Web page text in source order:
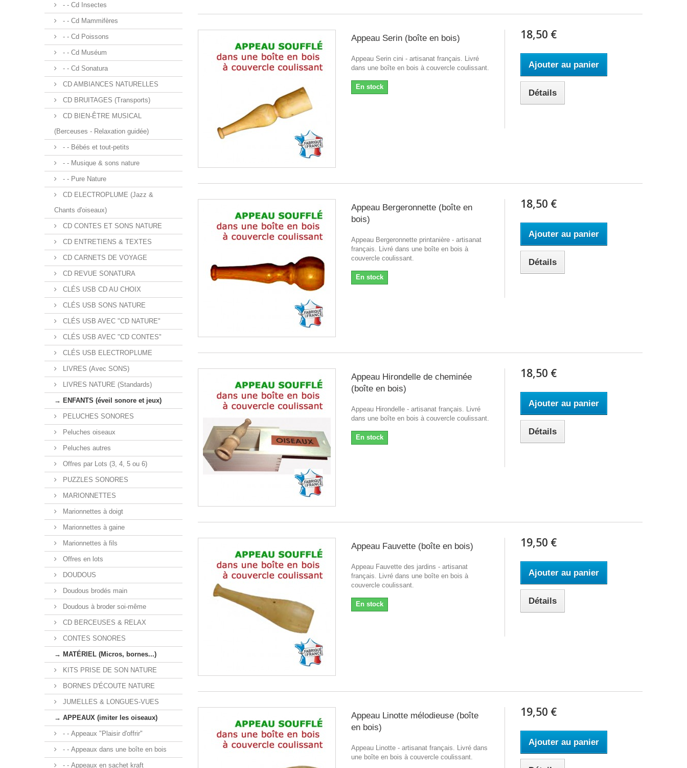
- - Cd Insectes
- - Cd Mammifères
- - Cd Poissons
- - Cd Muséum
- - Cd Sonatura
CD AMBIANCES NATURELLES
CD BRUITAGES (Transports)
CD BIEN-ÊTRE MUSICAL
(Berceuses - Relaxation guidée)
- - Bébés et tout-petits
- - Musique & sons nature
- - Pure Nature
CD ELECTROPLUME (Jazz &
Chants d'oiseaux)
CD CONTES ET SONS NATURE
CD ENTRETIENS & TEXTES
CD CARNETS DE VOYAGE
CD REVUE SONATURA
CLÉS USB CD AU CHOIX
CLÉS USB SONS NATURE
CLÉS USB AVEC "CD NATURE"
CLÉS USB AVEC "CD CONTES"
CLÉS USB ELECTROPLUME
LIVRES (Avec SONS)
LIVRES NATURE (Standards)
→ ENFANTS (éveil sonore et jeux)
PELUCHES SONORES
Peluches oiseaux
Peluches autres
Offres par Lots (3, 4, 5 ou 6)
PUZZLES SONORES
MARIONNETTES
Marionnettes à doigt
Marionnettes à gaine
Marionnettes à fils
Offres en lots
DOUDOUS
Doudous brodés main
Doudous à broder soi-même
CD BERCEUSES & RELAX
CONTES SONORES
→ MATÉRIEL (Micros, bornes...)
KITS PRISE DE SON NATURE
BORNES D'ÉCOUTE NATURE
JUMELLES & LONGUES-VUES
→ APPEAUX (imiter les oiseaux)
- - Appeaux "Plaisir d'offrir"
- - Appeaux dans une boîte en bois
- - Appeaux en sachet kraft
Appeau Serin (boîte en bois)
Appeau Serin cini - artisanat français. Livré
dans une boîte en bois à couvercle coulissant.
En stock
18,50 €
Ajouter au panier
Détails
Appeau Bergeronnette (boîte en
bois)
Appeau Bergeronnette printanière - artisanat
français. Livré dans une boîte en bois à
couvercle coulissant.
En stock
18,50 €
Ajouter au panier
Détails
Appeau Hirondelle de cheminée
(boîte en bois)
Appeau Hirondelle - artisanat français. Livré
dans une boîte en bois à couvercle coulissant.
En stock
18,50 €
Ajouter au panier
Détails
Appeau Fauvette (boîte en bois)
Appeau Fauvette des jardins - artisanat
français. Livré dans une boîte en bois à
couvercle coulissant.
En stock
19,50 €
Ajouter au panier
Détails
Appeau Linotte mélodieuse (boîte
en bois)
Appeau Linotte - artisanat français. Livré dans
une boîte en bois à couvercle coulissant.
19,50 €
Ajouter au panier